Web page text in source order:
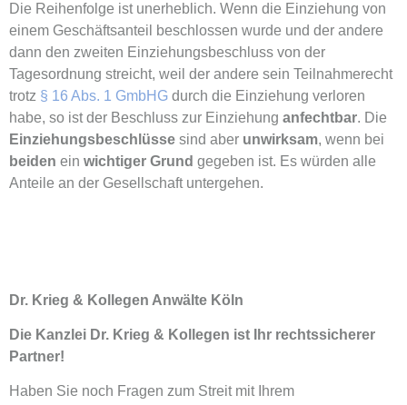
Die Reihenfolge ist unerheblich. Wenn die Einziehung von
einem Geschäftsanteil beschlossen wurde und der andere
dann den zweiten Einziehungsbeschluss von der
Tagesordnung streicht, weil der andere sein Teilnahmerecht
trotz § 16 Abs. 1 GmbHG durch die Einziehung verloren
habe, so ist der Beschluss zur Einziehung anfechtbar. Die
Einziehungsbeschlüsse sind aber unwirksam, wenn bei
beiden ein wichtiger Grund gegeben ist. Es würden alle
Anteile an der Gesellschaft untergehen.
Dr. Krieg & Kollegen Anwälte Köln
Die Kanzlei Dr. Krieg & Kollegen ist Ihr rechtssicherer
Partner!
Haben Sie noch Fragen zum Streit mit Ihrem